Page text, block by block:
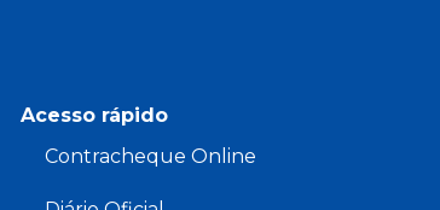
Acesso rápido
Contracheque Online